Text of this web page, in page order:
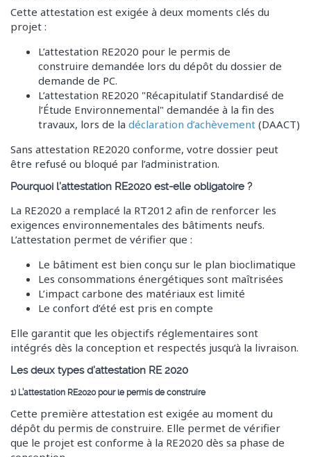
Cette attestation est exigée à deux moments clés du
projet :
L’attestation RE2020 pour le permis de
construire demandée lors du dépôt du dossier de
demande de PC.
L’attestation RE2020 "Récapitulatif Standardisé de
l’Étude Environnemental" demandée à la fin des
travaux, lors de la déclaration d’achèvement (DAACT)
Sans attestation RE2020 conforme, votre dossier peut
être refusé ou bloqué par l’administration.
Pourquoi l’attestation RE2020 est-elle obligatoire ?
La RE2020 a remplacé la RT2012 afin de renforcer les
exigences environnementales des bâtiments neufs.
L’attestation permet de vérifier que :
Le bâtiment est bien conçu sur le plan bioclimatique
Les consommations énergétiques sont maîtrisées
L’impact carbone des matériaux est limité
Le confort d’été est pris en compte
Elle garantit que les objectifs réglementaires sont
intégrés dès la conception et respectés jusqu’à la livraison.
Les deux types d’attestation RE 2020
1) L’attestation RE2020 pour le permis de construire
Cette première attestation est exigée au moment du
dépôt du permis de construire. Elle permet de vérifier
que le projet est conforme à la RE2020 dès sa phase de